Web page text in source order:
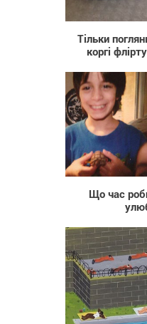
Тільки
коргі
Що час